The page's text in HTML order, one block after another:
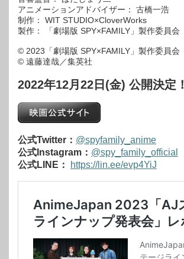
アニメーションアドバイザー： 古橋一浩
制作： WIT STUDIO×CloverWorks
製作： 「劇場版 SPY×FAMILY」製作委員会
© 2023「劇場版 SPY×FAMILY」製作委員会
© 遠藤達哉／集英社
2022年12月22日(金) 公開決定！
公式Twitter： @spyfamily_anime
公式Instagram： @spy_family_official
公式LINE：
https://lin.ee/evp4YiJ